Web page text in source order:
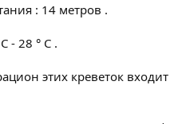
: 14 метров .
- 28 ° С .
этих креветок входит